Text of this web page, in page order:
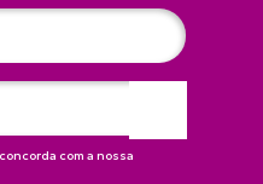
com a nossa